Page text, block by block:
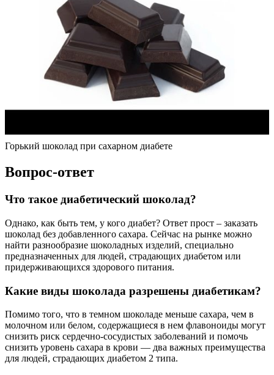
Горький шоколад при сахарном диабете
Вопрос-ответ
Что такое диабетический шоколад?
Однако, как быть тем, у кого диабет? Ответ прост – заказать
шоколад без добавленного сахара. Сейчас на рынке можно
найти разнообразие шоколадных изделий, специально
предназначенных для людей, страдающих диабетом или
придерживающихся здорового питания.
Какие виды шоколада разрешены диабетикам?
Помимо того, что в темном шоколаде меньше сахара, чем в
молочном или белом, содержащиеся в нем флавоноиды могут
снизить риск сердечно-сосудистых заболеваний и помочь
снизить уровень сахара в крови — два важных преимущества
для людей, страдающих диабетом 2 типа.